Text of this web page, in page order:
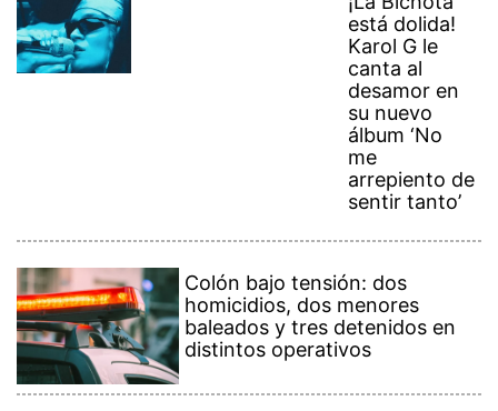
está dolida!
Karol G le
canta al
desamor en
su nuevo
álbum ‘No
me
arrepiento de
sentir tanto’
Colón bajo tensión: dos
homicidios, dos menores
baleados y tres detenidos en
distintos operativos